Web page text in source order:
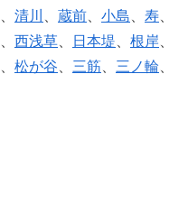
清川 蔵前 小島 寿
西浅草 日本堤 根岸
松が谷 三筋 三ノ輪